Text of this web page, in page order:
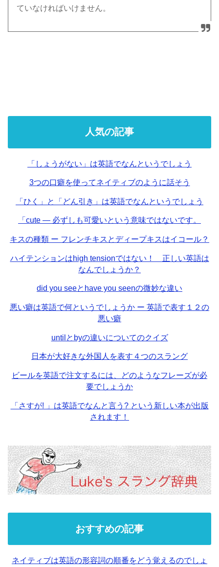
ていなければいけません。
人気の記事
「しょうがない」は英語でなんというでしょう
3つの口癖を使ってネイティブのように話そう
「ひく」と「どん引き」は英語でなんというでしょう
「cute — 必ずしも可愛いという意味ではないです。
キスの種類 ー フレンチキスとディープキスはイコール？
ハイテンションはhigh tensionではない！ 正しい英語は
なんでしょうか？
did you seeとhave you seenの微妙な違い
悪い癖は英語で何というでしょうか ー 英語で表す１２の
悪い癖
untilとbyの違いについてのクイズ
日本が大好きな外国人を表す４つのスラング
ビールを英語で注文するには、どのようなフレーズが必
要でしょうか
「さすが! 」は英語でなんと言う? という新しい本が出版
されます！
おすすめの記事
ネイティブは英語の形容詞の順番をどう覚えるのでしょ